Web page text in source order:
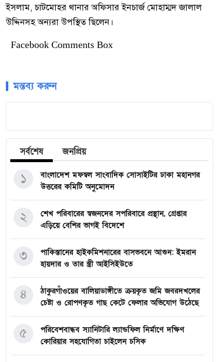
ইসলাম, চাটমোহর থানার অফিসার ইনচার্জ মোহাম্মদ জালাল
উদ্দিনসহ অন্যরা উপস্থিত ছিলেন।
Facebook Comments Box
মন্তব্য করুন
সর্বশেষ জনপ্রিয়
বাংলাদেশ মফস্বল সাংবাদিক সোসাইটির ঢাকা মহানগর
উত্তরের কমিটি অনুমোদন
১
শেখ পরিবারের স্বজনদের সপরিবারে প্রস্থান, গ্রেপ্তার
এড়িয়ে বেশির ভাগই বিদেশে
২
পাকিস্তানের হাইকমিশনারের বাসভবনে আগুন: ইমরান
হায়দার ও তার স্ত্রী আইসিইউতে
৩
ঠাকুরগাঁওয়ের বালিয়াডাঙ্গীতে ক্রয়কৃত জমি জবরদখলের
চেষ্টা ও রোপণকৃত গাছ কেটে ফেলার অভিযোগ উঠেছে
৪
পরিবেশবান্ধব স্যানিটারি ল্যান্ডফিল নির্মাণে দক্ষিণ
কোরিয়ার সহযোগিতা চাইলেন চসিক
৫